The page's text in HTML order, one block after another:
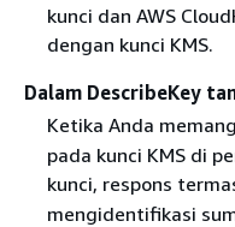
kunci dan AWS
dengan kunci KMS.
Dalam DescribeKey
Ketika Anda
pada kunci KMS di
kunci, respons
mengidentifikasi